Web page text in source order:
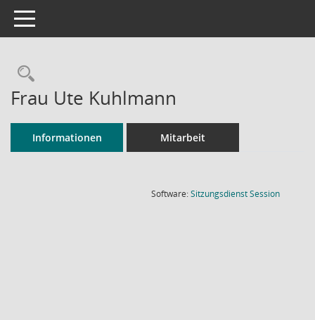
Toggle navigation
Rechercheauswahl
Frau Ute Kuhlmann
Informationen Mitarbeit
Software:SitzungsdienstSession(Wird in